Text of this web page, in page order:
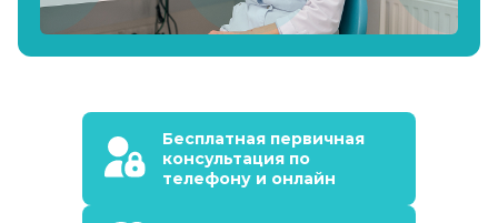
Бесплатная первичная
консультация по
телефону и онлайн